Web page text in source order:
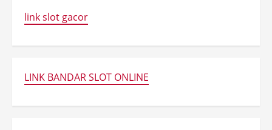
link slot gacor
LINK BANDAR SLOT ONLINE